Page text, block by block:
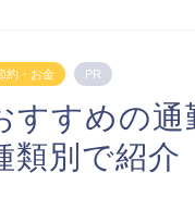
約・お金 PR
すすめの通
類別で紹介